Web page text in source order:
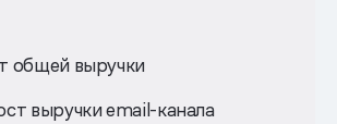
общей выручки
выручки email-канала